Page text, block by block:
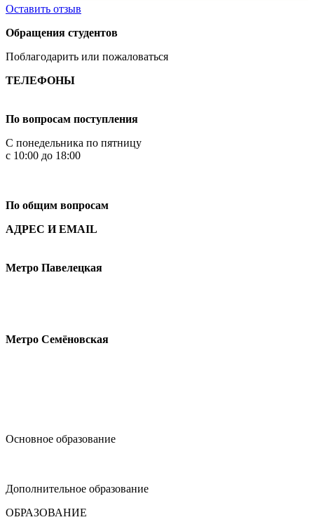
Оставить отзыв
Обращения студентов
Поблагодарить или пожаловаться
ТЕЛЕФОНЫ
По вопросам поступления
С понедельника по пятницу
с 10:00 до 18:00
По общим вопросам
АДРЕС И EMAIL
Метро Павелецкая
Метро Семёновская
Основное образование
Дополнительное образование
ОБРАЗОВАНИЕ